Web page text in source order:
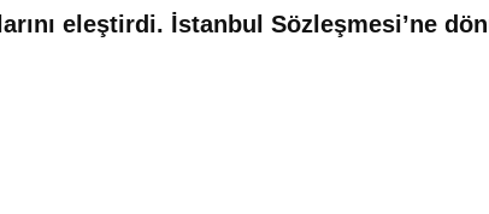
eleştirdi. İstanbul Sözleşmesi’ne